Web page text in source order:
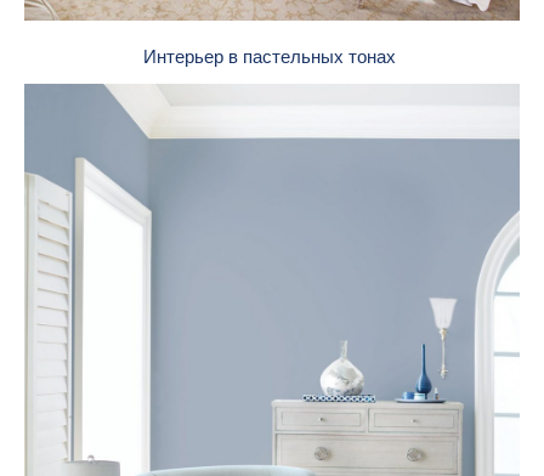
Интерьер в пастельных тонах